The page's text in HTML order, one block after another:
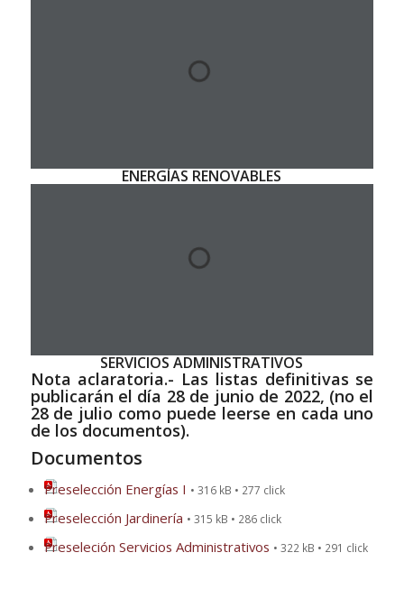
ENERGÍAS RENOVABLES
SERVICIOS ADMINISTRATIVOS
Nota aclaratoria.- Las listas definitivas se
publicarán el día 28 de junio de 2022, (no el
28 de julio como puede leerse en cada uno
de los documentos).
Documentos
Preselección Energías I • 316 kB • 277 click
Preselección Jardinería • 315 kB • 286 click
Preseleción Servicios Administrativos • 322 kB • 291 click